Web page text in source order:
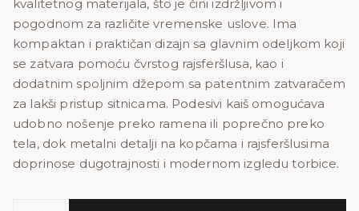
60,00 KM.48,00 KM.
kvalitetnog materijala, što je čini izdržljivom i
pogodnom za različite vremenske uslove. Ima
kompaktan i praktičan dizajn sa glavnim odeljkom koji
se zatvara pomoću čvrstog rajsferšlusa, kao i
dodatnim spoljnim džepom sa patentnim zatvaračem
za lakši pristup sitnicama. Podesivi kaiš omogućava
udobno nošenje preko ramena ili poprečno preko
tela, dok metalni detalji na kopčama i rajsferšlusima
doprinose dugotrajnosti i modernom izgledu torbice.